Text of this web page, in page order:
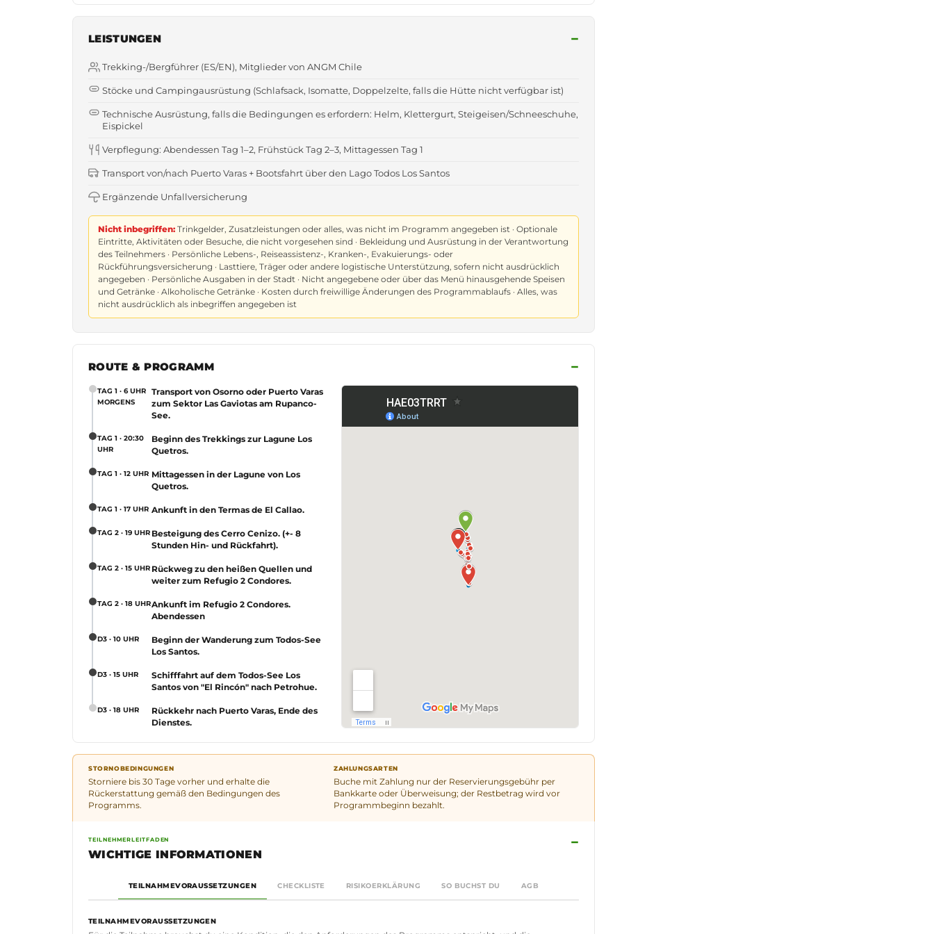
LEISTUNGEN −
Trekking-/Bergführer (ES/EN), Mitglieder von ANGM Chile
Stöcke und Campingausrüstung (Schlafsack, Isomatte, Doppelzelte, falls die Hütte nicht verfügbar ist)
Technische Ausrüstung, falls die Bedingungen es erfordern: Helm, Klettergurt, Steigeisen/Schneeschuhe,
Eispickel
Verpflegung: Abendessen Tag 1–2, Frühstück Tag 2–3, Mittagessen Tag 1
Transport von/nach Puerto Varas + Bootsfahrt über den Lago Todos Los Santos
Ergänzende Unfallversicherung
Nicht inbegriffen: Trinkgelder, Zusatzleistungen oder alles, was nicht im Programm angegeben ist · Optionale
Eintritte, Aktivitäten oder Besuche, die nicht vorgesehen sind · Bekleidung und Ausrüstung in der Verantwortung
des Teilnehmers · Persönliche Lebens-, Reiseassistenz-, Kranken-, Evakuierungs- oder
Rückführungsversicherung · Lasttiere, Träger oder andere logistische Unterstützung, sofern nicht ausdrücklich
angegeben · Persönliche Ausgaben in der Stadt · Nicht angegebene oder über das Menü hinausgehende Speisen
und Getränke · Alkoholische Getränke · Kosten durch freiwillige Änderungen des Programmablaufs · Alles, was
nicht ausdrücklich als inbegriffen angegeben ist
ROUTE & PROGRAMM −
TAG 1 · 6 UHR
MORGENS
Transport von Osorno oder Puerto Varas
zum Sektor Las Gaviotas am Rupanco-
See.
TAG 1 · 20:30
UHR
Beginn des Trekkings zur Lagune Los
Quetros.
TAG 1 · 12 UHR Mittagessen in der Lagune von Los
Quetros.
TAG 1 · 17 UHR Ankunft in den Termas de El Callao.
TAG 2 · 19 UHR Besteigung des Cerro Cenizo. (+- 8
Stunden Hin- und Rückfahrt).
TAG 2 · 15 UHR Rückweg zu den heißen Quellen und
weiter zum Refugio 2 Condores.
TAG 2 · 18 UHRAnkunft im Refugio 2 Condores.
Abendessen
D3 · 10 UHR
Beginn der Wanderung zum Todos-See
Los Santos.
D3 · 15 UHR
Schifffahrt auf dem Todos-See Los
Santos von "El Rincón" nach Petrohue.
D3 · 18 UHR
Rückkehr nach Puerto Varas, Ende des
Dienstes.
STORNOBEDINGUNGEN
Storniere bis 30 Tage vorher und erhalte die
Rückerstattung gemäß den Bedingungen des
Programms.
ZAHLUNGSARTEN
Buche mit Zahlung nur der Reservierungsgebühr per
Bankkarte oder Überweisung; der Restbetrag wird vor
Programmbeginn bezahlt.
TEILNEHMERLEITFADEN
WICHTIGE INFORMATIONEN
−
TEILNAHMEVORAUSSETZUNGEN CHECKLISTE RISIKOERKLÄRUNG SO BUCHST DU AGB
TEILNAHMEVORAUSSETZUNGEN